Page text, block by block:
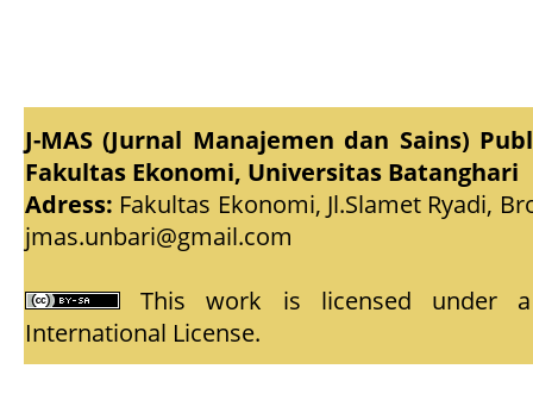
J-MAS (Jurnal Manajemen dan Sains)
Fakultas Ekonomi, Universitas Batanghari
Adress: Fakultas Ekonomi, Jl.Slamet Ryadi,
jmas.unbari@gmail.com
This work is licensed under
International License.